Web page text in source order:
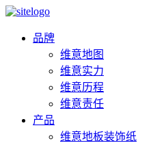
品牌
维意地图
维意实力
维意历程
维意责任
产品
维意地板装饰纸